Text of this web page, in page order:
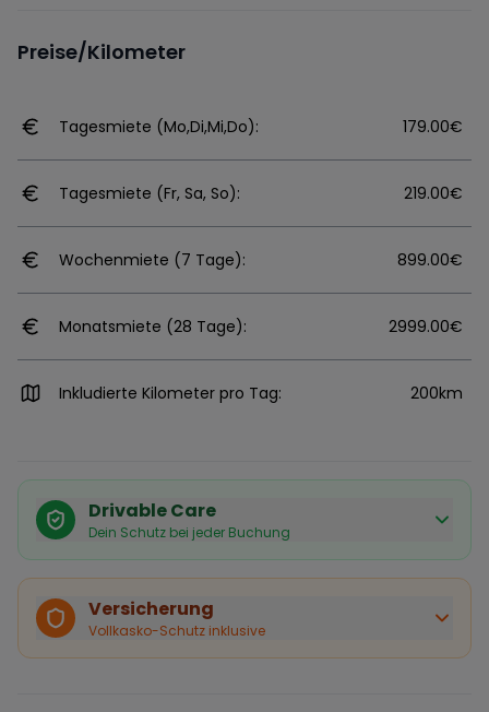
Preise/Kilometer
Tagesmiete (Mo,Di,Mi,Do): 179.00€
Tagesmiete (Fr, Sa, So): 219.00€
Wochenmiete (7 Tage): 899.00€
Monatsmiete (28 Tage): 2999.00€
Inkludierte Kilometer pro Tag: 200km
Drivable Care
Dein Schutz bei jeder Buchung
Käuferschutz inklusive
Bei Stornierung durch den Vermieter erhältst du eine
vollständige Rückerstattung.
Sofortige Bestätigung
Versicherung
Vollkasko-Schutz inklusive